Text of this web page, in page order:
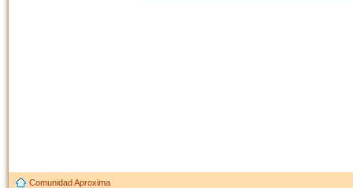
Comunidad Aproxima